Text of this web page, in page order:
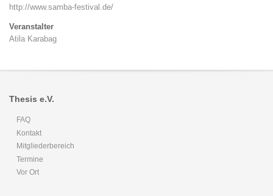
http://www.samba-festival.de/
Veranstalter
Atila Karabag
Thesis e.V.
FAQ
Kontakt
Mitgliederbereich
Termine
Vor Ort